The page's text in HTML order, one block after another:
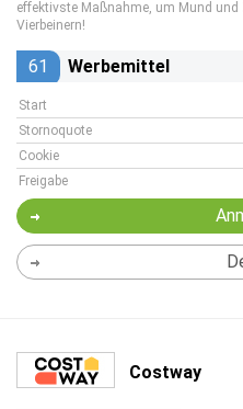
effektivste Maßnahme, um Mund
Vierbeinern!
61 Werbemittel
Start
Stornoquote
Cookie
Freigabe
Costway